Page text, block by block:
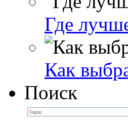
Где
Как
Поиск